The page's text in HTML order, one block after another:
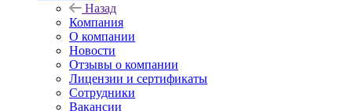
Назад
Компания
О компании
Новости
Отзывы о компании
Лицензии и сертификаты
Сотрудники
Вакансии